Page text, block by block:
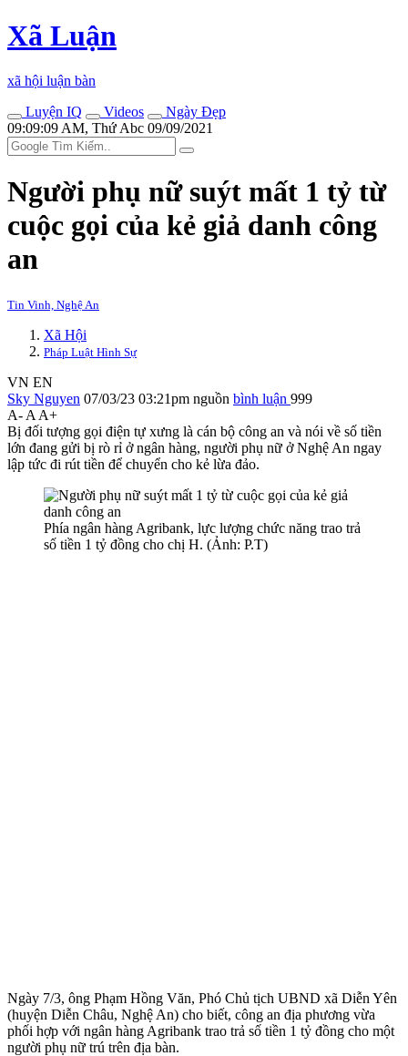
Xã Luận
xã hội luận bàn
Luyện IQ
Videos
Ngày Đẹp
09:09:09 AM, Thứ Abc 09/09/2021
Người phụ nữ suýt mất 1 tỷ từ
cuộc gọi của kẻ giả danh công
an
Tin Vinh, Nghệ An
Xã Hội
Pháp Luật Hình Sự
VN EN
Sky Nguyen 07/03/23 03:21pm nguồn bình luận 999
A- A A+
Bị đối tượng gọi điện tự xưng là cán bộ công an và nói về số tiền
lớn đang gửi bị rò rỉ ở ngân hàng, người phụ nữ ở Nghệ An ngay
lập tức đi rút tiền để chuyển cho kẻ lừa đảo.
Phía ngân hàng Agribank, lực lượng chức năng trao trả
số tiền 1 tỷ đồng cho chị H. (Ảnh: P.T)
Ngày 7/3, ông Phạm Hồng Văn, Phó Chủ tịch UBND xã Diễn Yên
(huyện Diễn Châu, Nghệ An) cho biết, công an địa phương vừa
phối hợp với ngân hàng Agribank trao trả số tiền 1 tỷ đồng cho một
người phụ nữ trú trên địa bàn.